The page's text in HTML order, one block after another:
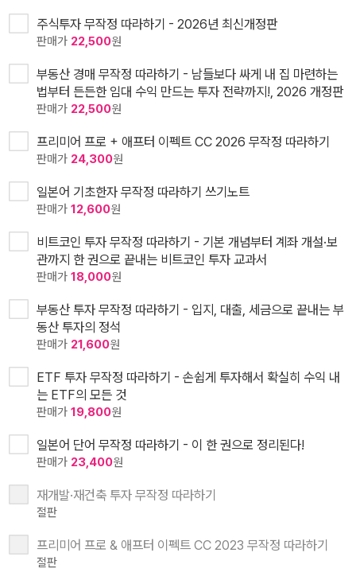
주식투자 무작정 따라하기 - 2026년 최신개정판
판매가 22,500원
부동산 경매 무작정 따라하기 - 남들보다 싸게 내 집 마련하는
법부터 든든한 임대 수익 만드는 투자 전략까지!, 2026 개정판
판매가 22,500원
프리미어 프로 + 애프터 이펙트 CC 2026 무작정 따라하기
판매가 24,300원
일본어 기초한자 무작정 따라하기 쓰기노트
판매가 12,600원
비트코인 투자 무작정 따라하기 - 기본 개념부터 계좌 개설·보
관까지 한 권으로 끝내는 비트코인 투자 교과서
판매가 18,000원
부동산 투자 무작정 따라하기 - 입지, 대출, 세금으로 끝내는 부
동산 투자의 정석
판매가 21,600원
ETF 투자 무작정 따라하기 - 손쉽게 투자해서 확실히 수익 내
는 ETF의 모든 것
판매가 19,800원
일본어 단어 무작정 따라하기 - 이 한 권으로 정리된다!
판매가 23,400원
재개발·재건축 투자 무작정 따라하기
절판
프리미어 프로 & 애프터 이펙트 CC 2023 무작정 따라하기
절판